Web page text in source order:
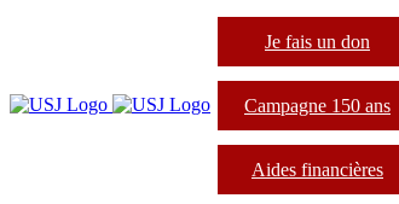
Je fais un don
Campagne 150 ans
Aides financières